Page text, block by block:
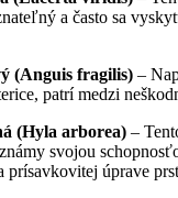
a často sa
(Anguis⁢ fragilis) –
patrí medzi
(Hyla ⁣arborea) –
svojou
prísavkovitej úprave